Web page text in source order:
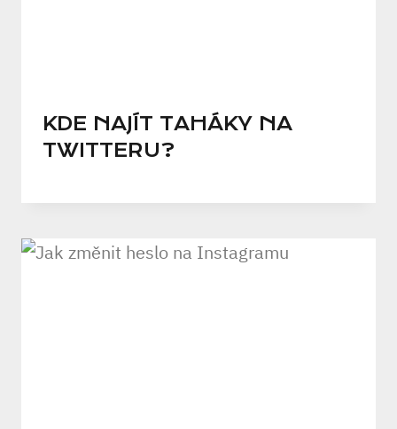
KDE NAJÍT TAHÁKY NA
TWITTERU?